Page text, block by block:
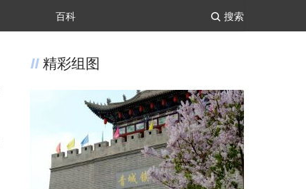
搜索
百科
精彩组图